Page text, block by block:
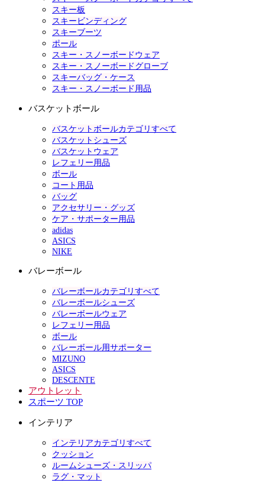
スキー板
スキービンディング
スキーブーツ
ポール
スキー・スノーボードウェア
スキー・スノーボードグローブ
スキーバッグ・ケース
スキー・スノーボード用品
バスケットボール
バスケットボールカテゴリすべて
バスケットシューズ
バスケットウェア
レフェリー用品
ボール
コート用品
バッグ
アクセサリー・グッズ
ケア・サポーター用品
adidas
ASICS
NIKE
バレーボール
バレーボールカテゴリすべて
バレーボールシューズ
バレーボールウェア
レフェリー用品
ボール
バレーボール用サポーター
MIZUNO
ASICS
DESCENTE
アウトレット
スポーツ TOP
インテリア
インテリアカテゴリすべて
クッション
ルームシューズ・スリッパ
ラグ・マット